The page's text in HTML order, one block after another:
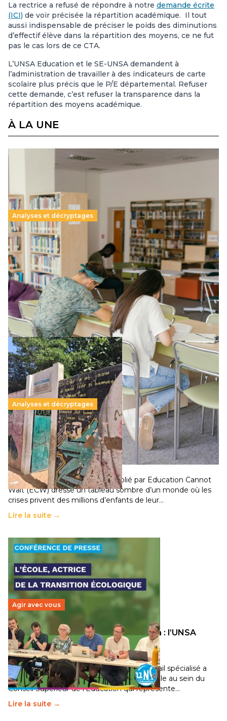
La rectrice a refusé de répondre à notre demande écrite
(ICI) de voir précisée la répartition académique. Il tout
aussi indispensable de préciser le poids des diminutions
d’effectif élève dans la répartition des moyens, ce ne fut
pas le cas lors de ce CTA.
L’UNSA Education et le SE-UNSA demandent à
l’administration de travailler à des indicateurs de carte
scolaire plus précis que le P/E départemental. Refuser
cette demande, c’est refuser la transparence dans la
répartition des moyens académique.
À LA UNE
Analyses et décryptages
Supérieur privé : une dérive qui met à mal la
promesse républicaine
11 juillet 2026-
Le projet de loi sur la régulation de l’enseignement
supérieur privé met en lumière l’amplification d’un système
qui relègue l’acte pédagogique au superfétatoire, voire à…
Lire la suite →
Analyses et décryptages
258 millions d’enfants victimes de la guerre, des
chocs climatiques et des déplacements de
population
11 juillet 2026- National
Un nouveau rapport mondial publié par Education Cannot
Wait (ECW) dresse un tableau sombre d’un monde où les
crises privent des millions d’enfants de leur…
Lire la suite →
Agir avec vous
Transition écologique de l’éducation : l’UNSA
Éducation fait bouger les lignes
30 juin 2026-National
Pendant plusieurs mois, un groupe de travail spécialisé a
travaillé sur la transition écologique de l’Ecole au sein du
Conseil Supérieur de l’Éducation qui représente…
Lire la suite →